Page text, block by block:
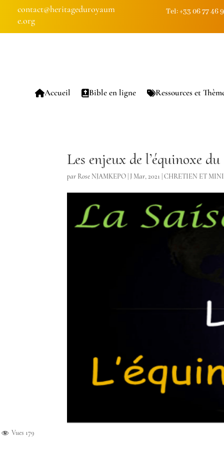
contact@heritageduroyaum
e.org
Tel: +33 06 77 46
Accueil Bible en ligne Ressources et
Les enjeux de l’équinoxe
par Rose NJAMKEPO J Mar, 2021 |CHRETIEN ET
Vues 179